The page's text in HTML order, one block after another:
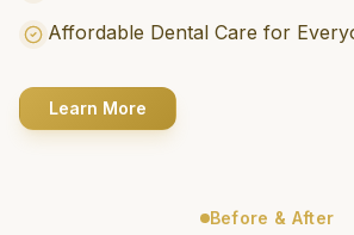
Affordable Dental Care for
Learn More
Before & After